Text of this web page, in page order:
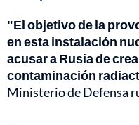
"El objetivo de la
en esta instalación
acusar a Rusia de
contaminación
Ministerio de Defensa